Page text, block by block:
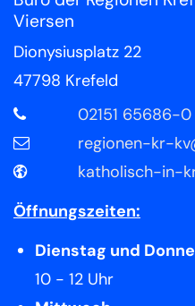
Viersen
Dionysiusplatz 22
47798 Krefeld
02151 65686-0
regionen-kr-
katholisch-in-
Öffnungszeiten:
Dienstag und
10 - 12 Uhr